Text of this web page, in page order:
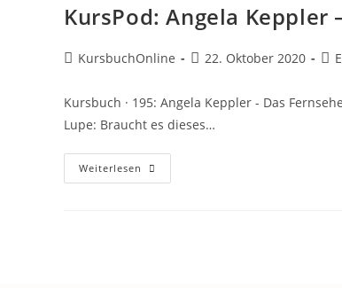
KursPod: Angela Keppler
KursbuchOnline 22. Oktober 2020
Kursbuch · 195: Angela Keppler - Das
Lupe: Braucht es dieses…
Weiterlesen